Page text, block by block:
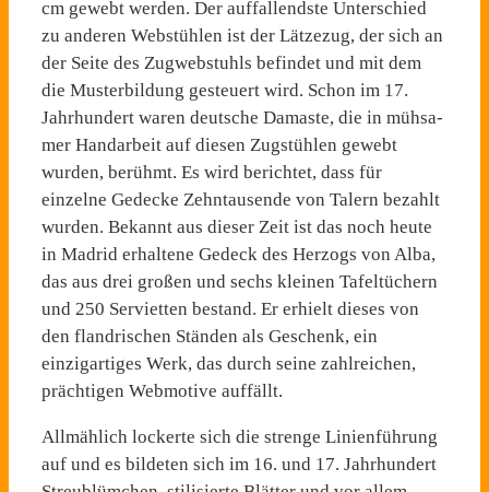
cm gewebt werden. Der auffallends­te Unterschied
zu anderen Web­stühlen ist der Lätzezug, der sich an
der Seite des Zugwebstuhls befindet und mit dem
die Musterbildung gesteuert wird. Schon im 17.
Jahrhundert waren deutsche Damaste, die in mühsa­
mer Handarbeit auf diesen Zug­stühlen gewebt
wurden, be­rühmt. Es wird berichtet, dass für
einzelne Gedecke Zehntau­sende von Talern bezahlt
wur­den. Bekannt aus dieser Zeit ist das noch heute
in Madrid erhaltene Gedeck des Herzogs von Alba,
das aus drei großen und sechs kleinen Tafeltüchern
und 250 Servietten bestand. Er erhielt dieses von
den flandri­schen Ständen als Geschenk, ein
einzigartiges Werk, das durch seine zahlreichen,
prächtigen Webmotive auffällt.
Allmählich lockerte sich die strenge Linienführung
auf und es bildeten sich im 16. und 17. Jahrhundert